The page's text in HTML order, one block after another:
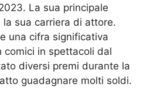
La sua principale
sua carriera di attore.
una cifra significativa
comici in spettacoli dal
diversi premi durante la
guadagnare molti soldi.